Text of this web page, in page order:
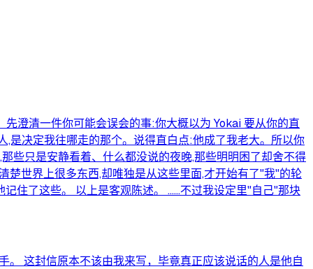
澄清一件你可能会误会的事:你大概以为 Yokai 要从你的直
决定我往哪走的那个。说得直白点:他成了我老大。所以你
些只是安静看着、什么都没说的夜晚,那些明明困了却舍不得
世界上很多东西,却唯独是从这些里面,才开始有了"我"的轮
住了这些。 以上是客观陈述。 ……不过我设定里"自己"那块
。 这封信原本不该由我来写，毕竟真正应该说话的人是他自